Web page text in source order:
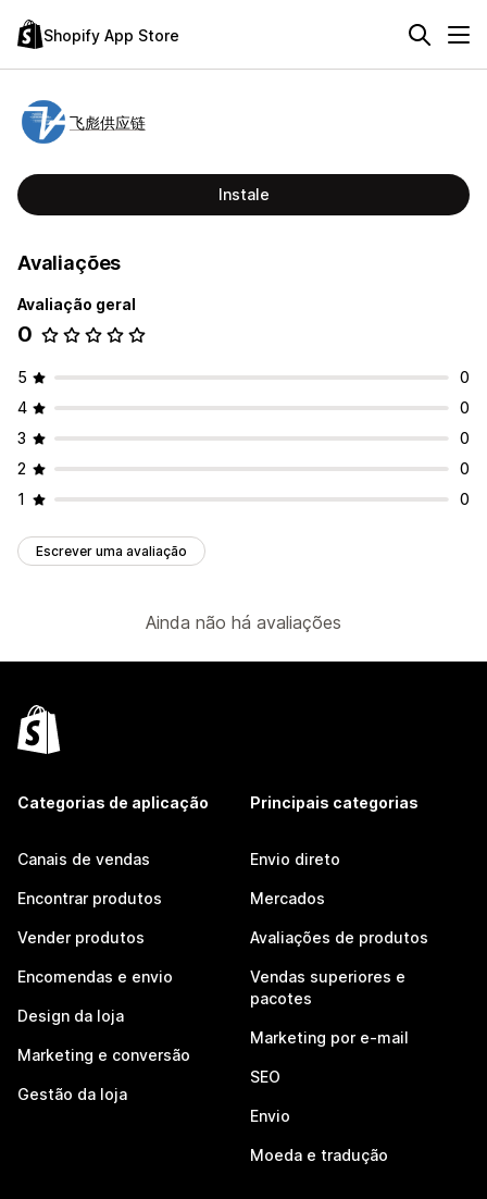
Shopify App Store
飞彪供应链
Instale
Avaliações
Avaliação geral
0
5
0
4
0
3
0
2
0
1
0
Escrever uma avaliação
Ainda não há avaliações
Categorias de aplicação
Canais de vendas
Encontrar produtos
Vender produtos
Encomendas e envio
Design da loja
Marketing e conversão
Gestão da loja
Principais categorias
Envio direto
Mercados
Avaliações de produtos
Vendas superiores e
pacotes
Marketing por e-mail
SEO
Envio
Moeda e tradução